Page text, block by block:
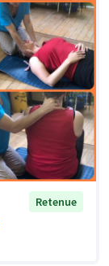
Retenue